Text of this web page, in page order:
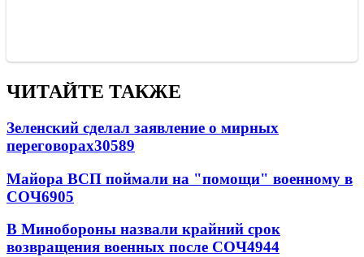
ЧИТАЙТЕ ТАКЖЕ
Зеленский сделал заявление о мирных
переговорах30589
Майора ВСП поймали на "помощи" военному в
СОЧ6905
В Минобороны назвали крайний срок
возвращения военных после СОЧ4944